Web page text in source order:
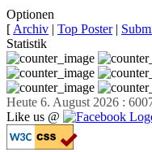
Optionen
[ Archiv | Top Poster|
Statistik
Heute 6. August 2026 :
Like us @